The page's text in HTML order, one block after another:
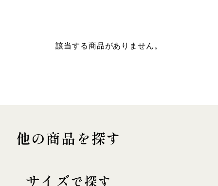
該当する商品がありません。
他の商品を探す
サイズで探す